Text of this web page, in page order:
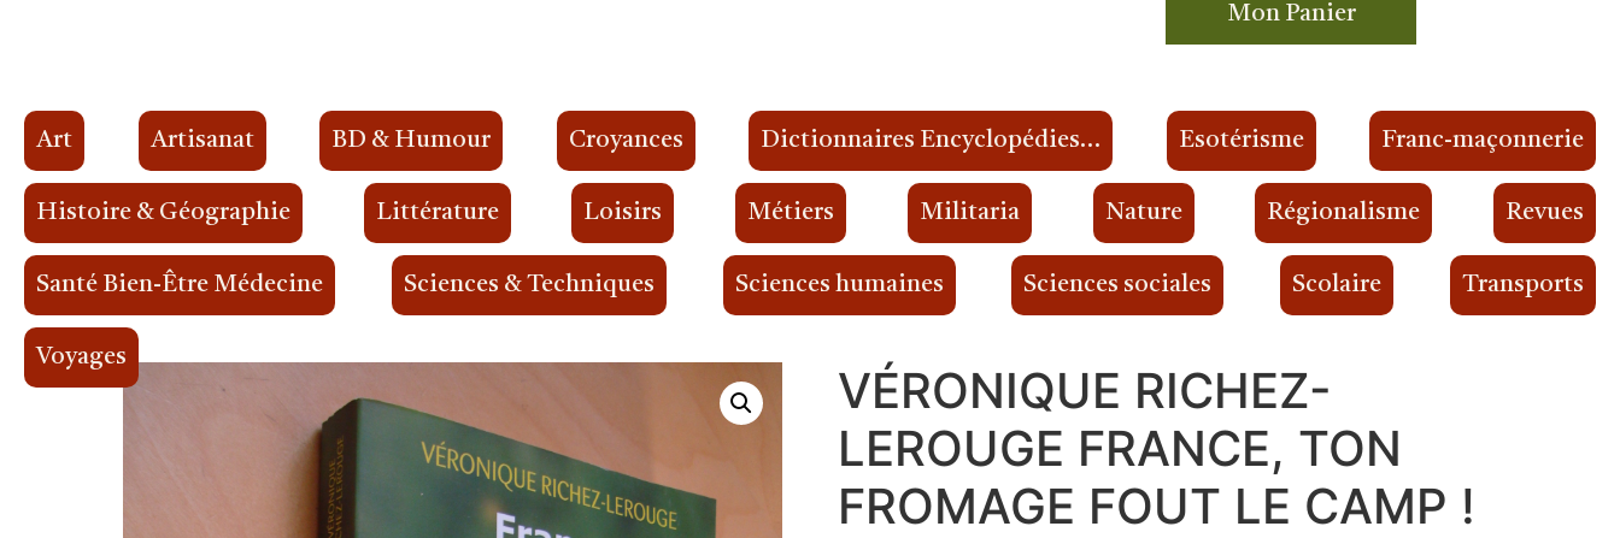
Mon Panier
Art Artisanat BD & Humour Croyances Dictionnaires Encyclopédies… Esotérisme Franc-maçonnerie
Histoire & Géographie Littérature Loisirs Métiers Militaria Nature Régionalisme Revues
Santé Bien-Être Médecine Sciences & Techniques Sciences humaines Sciences sociales Scolaire Transports
Voyages
VÉRONIQUE RICHEZ-
LEROUGE FRANCE, TON
FROMAGE FOUT LE CAMP !